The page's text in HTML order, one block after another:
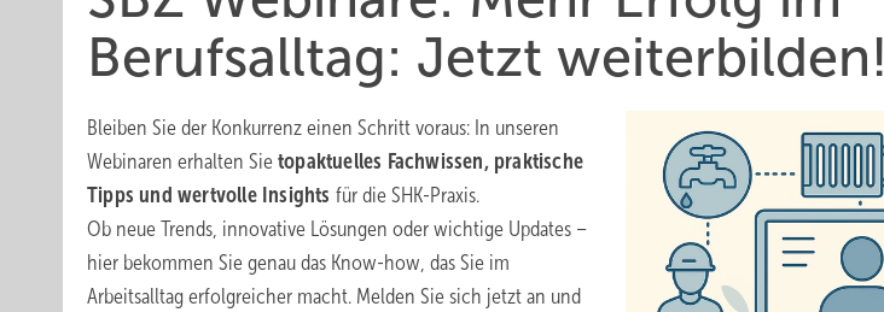
Berufsalltag: Jetzt weiterbilden!
Bleiben Sie der Konkurrenz einen Schritt voraus: In unseren
Webinaren erhalten Sie topaktuelles Fachwissen, praktische
Tipps und wertvolle Insights für die SHK-Praxis.
Ob neue Trends, innovative Lösungen oder wichtige Updates –
hier bekommen Sie genau das Know-how, das Sie im
Arbeitsalltag erfolgreicher macht. Melden Sie sich jetzt an und